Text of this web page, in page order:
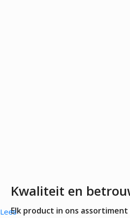
Kwaliteit en
Elk product in ons
Lees